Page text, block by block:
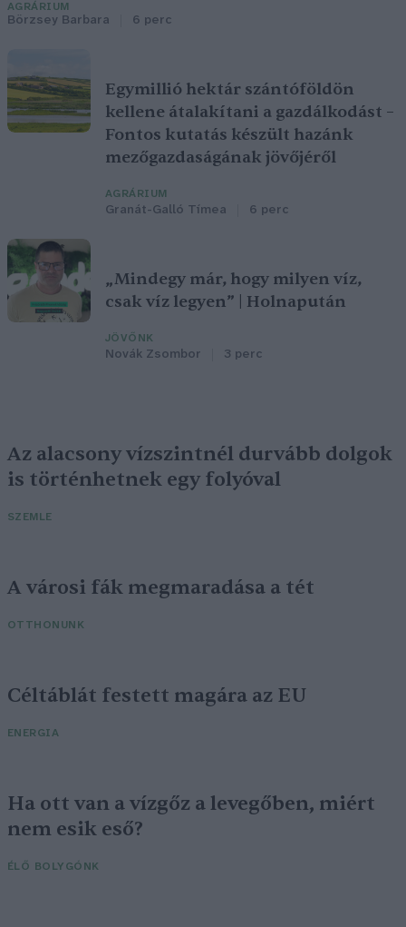
AGRÁRIUM
Börzsey Barbara 6 perc
Egymillió hektár szántóföldön
kellene átalakítani a gazdálkodást –
Fontos kutatás készült hazánk
mezőgazdaságának jövőjéről
AGRÁRIUM
Granát-Galló Tímea 6 perc
„Mindegy már, hogy milyen víz,
csak víz legyen” | Holnapután
JÖVŐNK
Novák Zsombor 3 perc
Az alacsony vízszintnél durvább dolgok
is történhetnek egy folyóval
SZEMLE
A városi fák megmaradása a tét
OTTHONUNK
Céltáblát festett magára az EU
ENERGIA
Ha ott van a vízgőz a levegőben, miért
nem esik eső?
ÉLŐ BOLYGÓNK